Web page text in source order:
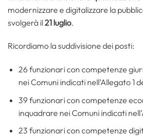
modernizzare e digitalizzare la
svolgerà il21 luglio.
Ricordiamo la suddivisione dei posti:
26 funzionari con competenze
nei Comuni indicati nell’Allegato 1
39 funzionari con competenze
inquadrare nei Comuni indicati
23 funzionari con competenze